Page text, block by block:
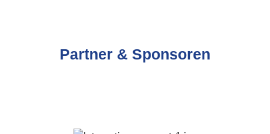
Partner & Sponsoren